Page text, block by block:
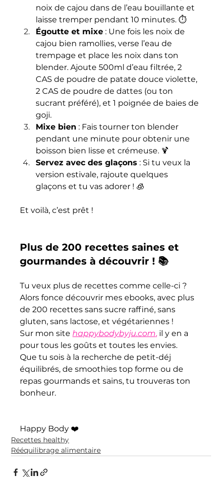
noix de cajou dans de l’eau bouillante et
laisse tremper pendant 10 minutes. ⏱
Égoutte et mixe : Une fois les noix de
cajou bien ramollies, verse l’eau de
trempage et place les noix dans ton
blender. Ajoute 500ml d’eau filtrée, 2
CAS de poudre de patate douce violette,
2 CAS de poudre de dattes (ou ton
sucrant préféré), et 1 poignée de baies de
goji.
Mixe bien : Fais tourner ton blender
pendant une minute pour obtenir une
boisson bien lisse et crémeuse. 🍹
Servez avec des glaçons : Si tu veux la
version estivale, rajoute quelques
glaçons et tu vas adorer ! 🧊
Et voilà, c’est prêt !
Plus de 200 recettes saines et
gourmandes à découvrir ! 📚
Tu veux plus de recettes comme celle-ci ?
Alors fonce découvrir mes ebooks, avec plus
de 200 recettes sans sucre raffiné, sans
gluten, sans lactose, et végétariennes !
Sur mon site happybodybyju.com, il y en a
pour tous les goûts et toutes les envies.
Que tu sois à la recherche de petit-déj
équilibrés, de smoothies top forme ou de
repas gourmands et sains, tu trouveras ton
bonheur.
Happy Body ❤️
Recettes healthy
Rééquilibrage alimentaire